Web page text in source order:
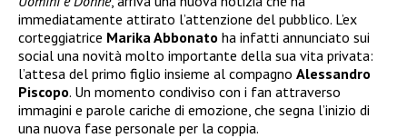
immediatamente attirato l’attenzione del pubblico. L’ex
corteggiatrice Marika Abbonato ha infatti annunciato sui
social una novità molto importante della sua vita privata:
l’attesa del primo figlio insieme al compagno Alessandro
Piscopo. Un momento condiviso con i fan attraverso
immagini e parole cariche di emozione, che segna l’inizio di
una nuova fase personale per la coppia.